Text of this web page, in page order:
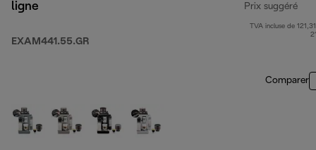
ligne
EXAM441.55.GR
Prix suggéré
TVA incluse de
Comparer